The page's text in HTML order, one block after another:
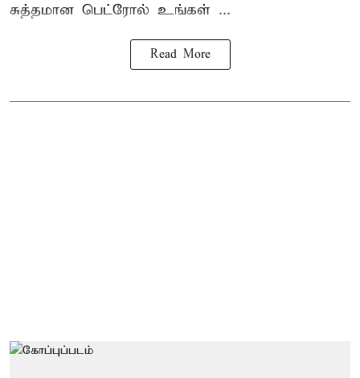
சுத்தமான பெட்ரோல் உங்கள் ...
Read More